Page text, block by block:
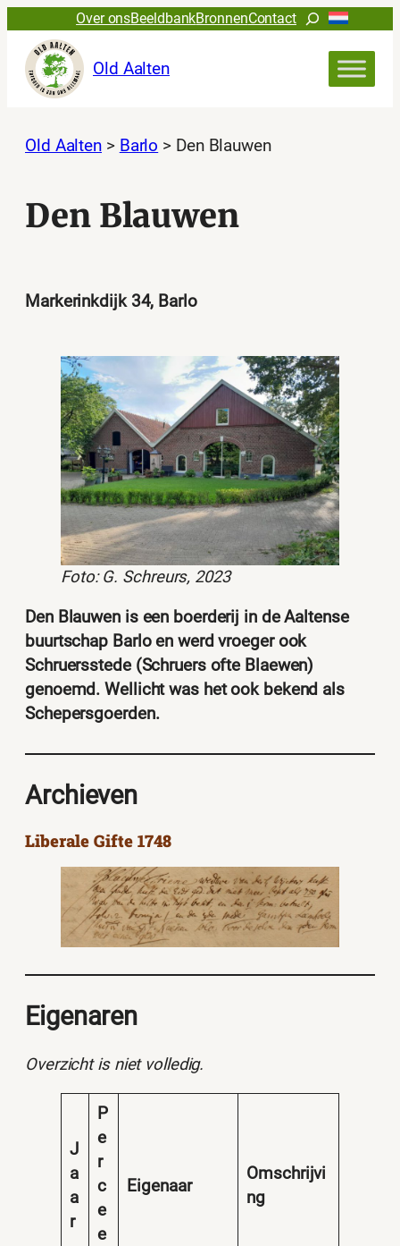
naar
inhoud
Over onsBeeldbankBronnenContactZoeken
Old Aalten
Old Aalten > Barlo > Den Blauwen
Den Blauwen
Markerinkdijk 34, Barlo
Foto: G. Schreurs, 2023
Den Blauwen is een boerderij in de Aaltense
buurtschap Barlo en werd vroeger ook
Schruersstede (Schruers ofte Blaewen)
genoemd. Wellicht was het ook bekend als
Schepersgoerden.
Archieven
Liberale Gifte 1748
Eigenaren
Overzicht is niet volledig.
J
a
a
r
P
e
r
c
e
e
Eigenaar
Omschrijvi
ng